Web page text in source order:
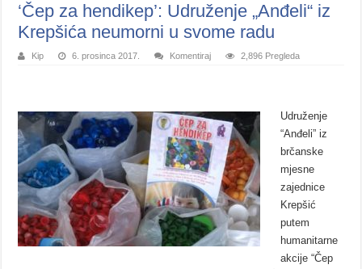
‘Čep za hendikep’: Udruženje „Anđeli“ iz
Krepšića neumorni u svome radu
Kip 6. prosinca 2017. Komentiraj 2,896 Pregleda
Udruženje
“Anđeli” iz
brčanske
mjesne
zajednice
Krepšić
putem
humanitarne
akcije “Čep